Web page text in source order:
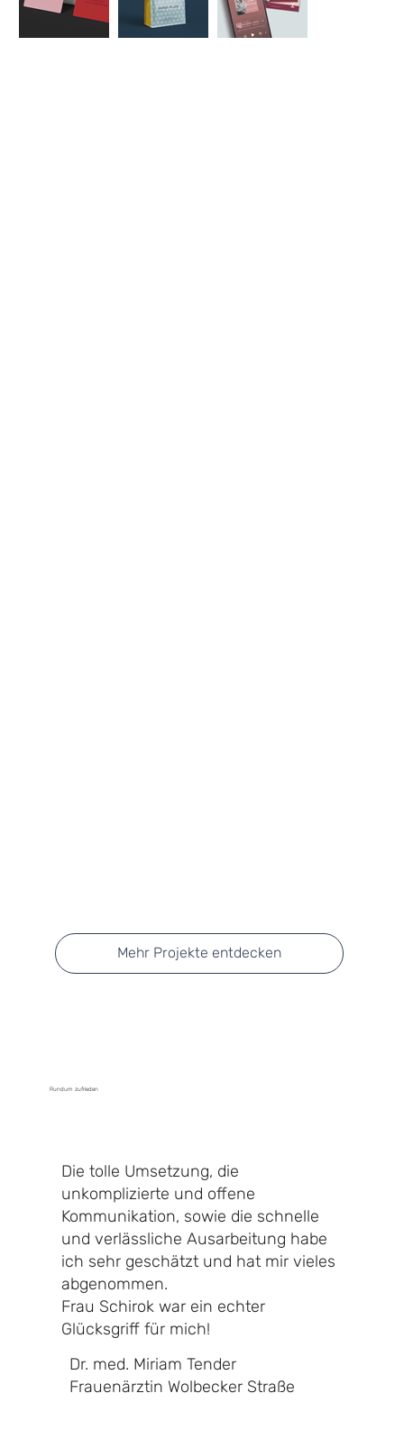
Mehr Projekte entdecken
Rundum zufrieden
Die tolle Umsetzung, die
unkomplizierte und offene
Kommunikation, sowie die schnelle
und verlässliche Ausarbeitung habe
ich sehr geschätzt und hat mir vieles
abgenommen.
Frau Schirok war ein echter
Glücksgriff für mich!
Dr. med. Miriam Tender
Frauenärztin Wolbecker Straße